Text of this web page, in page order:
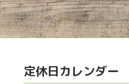
定休日カレンダー